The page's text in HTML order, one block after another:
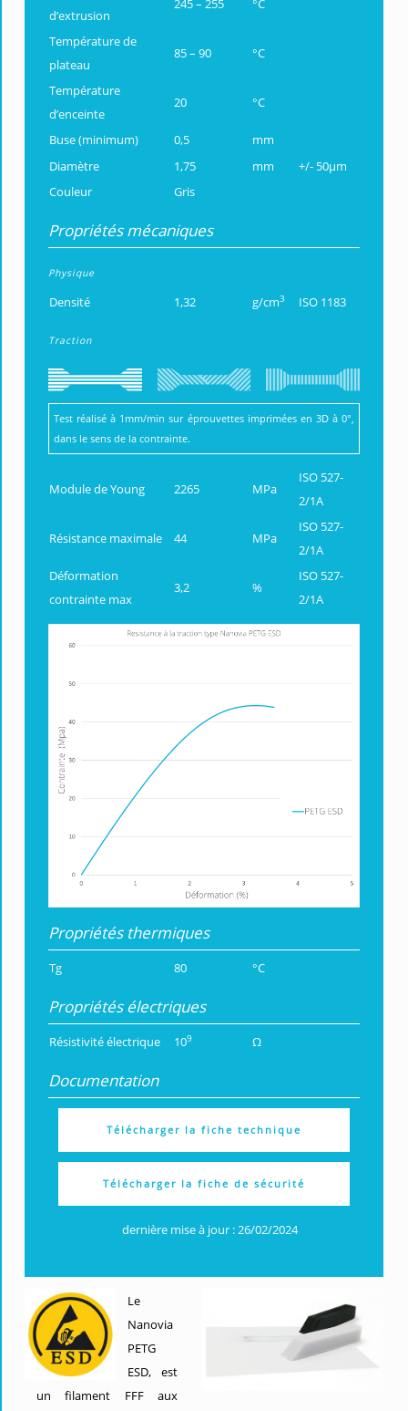
d’extrusion
245 – 255 °C
Température de
plateau
85 – 90 °C
Température
d’enceinte
20 °C
Buse (minimum) 0,5
mm
Diamètre
1,75 mm
+/- 50µm
Couleur
Gris
Propriétés mécaniques
Physique
Densité 1,32 g/cm3 ISO 1183
Traction
Test réalisé à 1mm/min sur éprouvettes imprimées en 3D à 0°,
dans le sens de la contrainte.
Module de Young 2265 MPa
ISO 527-
2/1A
Résistance maximale 44 MPa
ISO 527-
2/1A
Déformation
contrainte max
3,2 %
ISO 527-
2/1A
Propriétés thermiques
Tg 80 °C
Propriétés électriques
Résistivité électrique 109 Ω
Documentation
Télécharger la fiche technique
Télécharger la fiche de sécurité
dernière mise à jour : 26/02/2024
Le
Nanovia
PETG
ESD, est
un filament FFF aux